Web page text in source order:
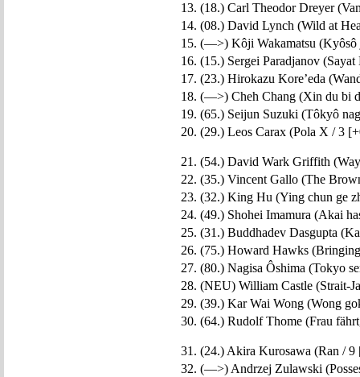
13. (18.) Carl Theodor Dreyer
14. (08.) David Lynch (Wild at
15. (—>) Kôji Wakamatsu
16. (15.) Sergei Paradjanov
17. (23.) Hirokazu Kore’eda
18. (—>) Cheh Chang (Xin du bi
19. (65.) Seijun Suzuki (Tôkyô
20. (29.) Leos Carax (Pola X / 3
21. (54.) David Wark Griffith
22. (35.) Vincent Gallo (The
23. (32.) King Hu (Ying chun ge
24. (49.) Shohei Imamura (Akai
25. (31.) Buddhadev Dasgupta
26. (75.) Howard Hawks
27. (80.) Nagisa Ôshima (Tokyo
28. (NEU) William Castle (Strait-
29. (39.) Kar Wai Wong (Wong
30. (64.) Rudolf Thome (Frau
31. (24.) Akira Kurosawa (Ran / 9
32. (—>) Andrzej Zulawski